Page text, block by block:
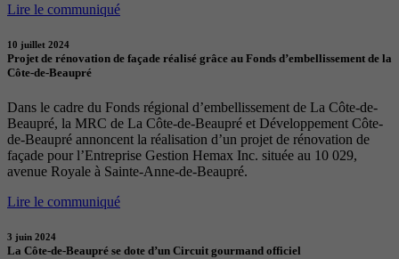
Lire le communiqué
10 juillet 2024
Projet de rénovation de façade réalisé grâce au Fonds d’embellissement de la
Côte-de-Beaupré
Dans le cadre du Fonds régional d’embellissement de La Côte-de-
Beaupré, la MRC de La Côte-de-Beaupré et Développement Côte-
de-Beaupré annoncent la réalisation d’un projet de rénovation de
façade pour l’Entreprise Gestion Hemax Inc. située au 10 029,
avenue Royale à Sainte-Anne-de-Beaupré.
Lire le communiqué
3 juin 2024
La Côte-de-Beaupré se dote d’un Circuit gourmand officiel